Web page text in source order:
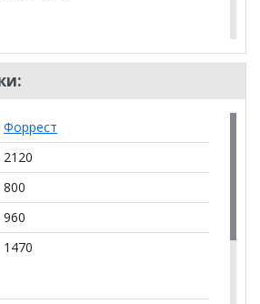
о том, как купить
уточняйте у нашего
+79292022735.
сайте
для интернет-магазинаи
цен в розничных магазинах-
Форрест
2120
800
960
1470